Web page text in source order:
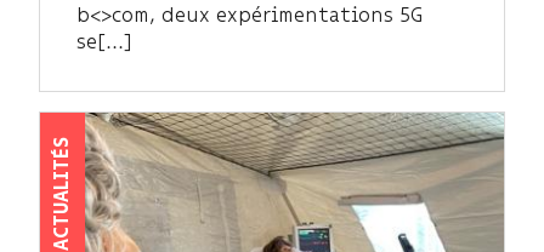
b<>com, deux expérimentations 5G
se[...]
ACTUALITÉS